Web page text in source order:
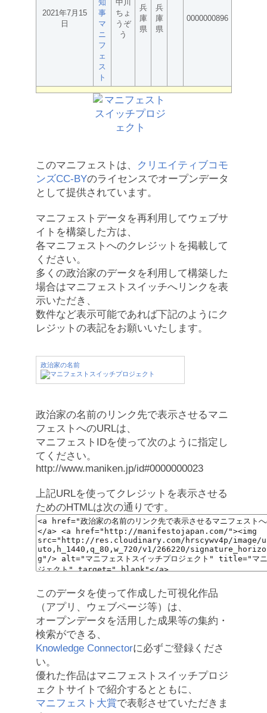
2021年7月15
日
知
事
マ
ニ
フ
ェ
ス
ト
中川
ちょ
うぞ
う
兵
庫
県
兵
庫
県
0000000896
このマニフェストは、
クリエイティブコモ
ンズCC-BYのライセンスでオープンデータ
として提供されています。
マニフェストデータを再利用してウェブサ
イトを構築した方は、
各マニフェストへのクレジットを掲載して
ください。
多くの政治家のデータを利用して構築した
場合はマニフェストスイッチへリンクを表
示いただき、
数件など表示可能であれば下記のようにク
レジットの表記をお願いいたします。
政治家の名前
政治家の名前のリンク先で表示させるマニ
フェストへのURLは、
マニフェストIDを使って次のように指定し
てください。
http://www.maniken.jp/id#0000000023
上記URLを使ってクレジットを表示させる
ためのHTMLは次の通りです。
このデータを使って作成した可視化作品
（アプリ、ウェブページ等）は、
オープンデータを活用した成果等の集約・
検索ができる、
Knowledge Connectorに必ずご登録くださ
い。
優れた作品はマニフェストスイッチプロジ
ェクトサイトで紹介するとともに、
マニフェスト大賞で表彰させていただきま